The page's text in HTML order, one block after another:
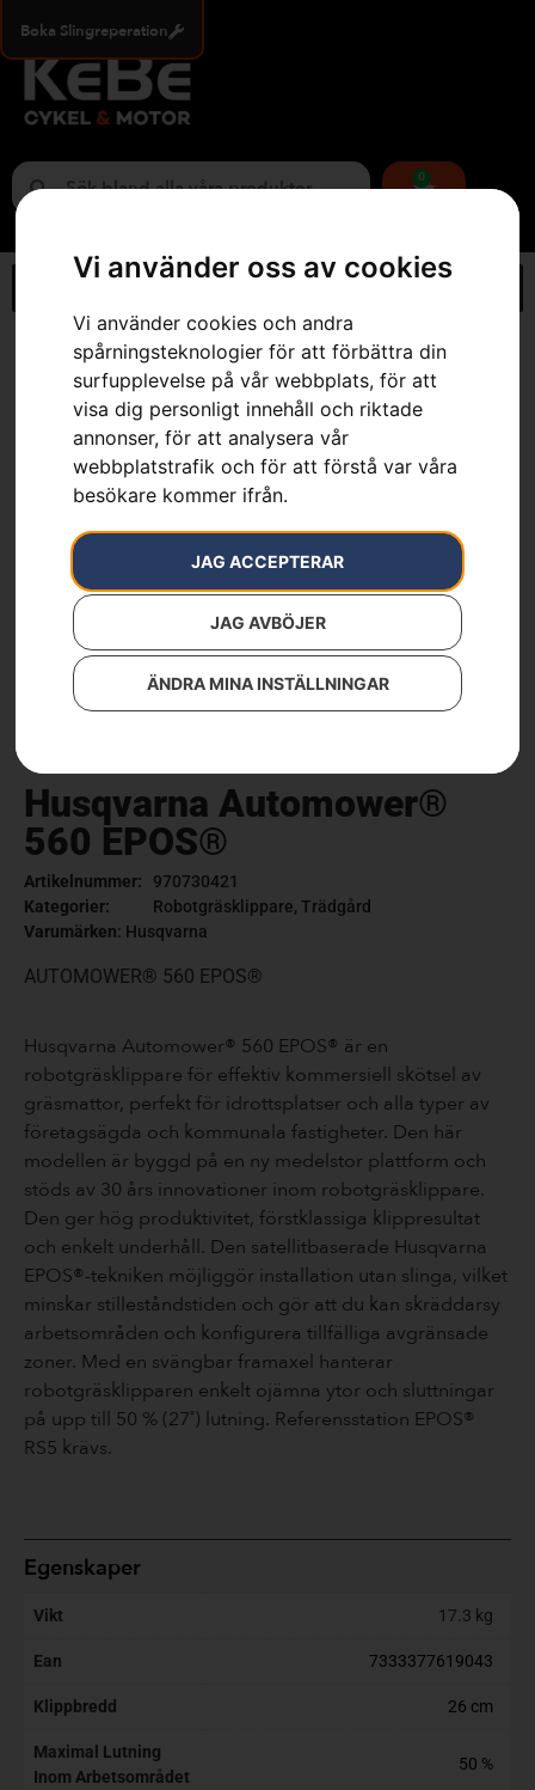
Vi använder oss av cookies
Vi använder cookies och andra
spårningsteknologier för att förbättra din
surfupplevelse på vår webbplats, för att
visa dig personligt innehåll och riktade
annonser, för att analysera vår
webbplatstrafik och för att förstå var våra
besökare kommer ifrån.
JAG ACCEPTERAR
JAG AVBÖJER
ÄNDRA MINA INSTÄLLNINGAR
Boka Slingreperation
0
»Webbutik»Husqvarna Automower® 560 EPOS®
Husqvarna Automower®
560 EPOS®
Artikelnummer:
970730421
Kategorier:
Robotgräsklippare, Trädgård
Varumärken: Husqvarna
AUTOMOWER® 560 EPOS®
Husqvarna Automower® 560 EPOS® är en
robotgräsklippare för effektiv kommersiell skötsel av
gräsmattor, perfekt för idrottsplatser och alla typer av
företagsägda och kommunala fastigheter. Den här
modellen är byggd på en ny medelstor plattform och
stöds av 30 års innovationer inom robotgräsklippare.
Den ger hög produktivitet, förstklassiga klippresultat
och enkelt underhåll. Den satellitbaserade Husqvarna
EPOS®-tekniken möjliggör installation utan slinga, vilket
minskar stilleståndstiden och gör att du kan skräddarsy
arbetsområden och konfigurera tillfälliga avgränsade
zoner. Med en svängbar framaxel hanterar
robotgräsklipparen enkelt ojämna ytor och sluttningar
på upp till 50 % (27˚) lutning. Referensstation EPOS®
RS5 krävs.
Egenskaper
Vikt 17.3 kg
Ean 7333377619043
Klippbredd 26 cm
Maximal Lutning
Inom Arbetsområdet
50 %